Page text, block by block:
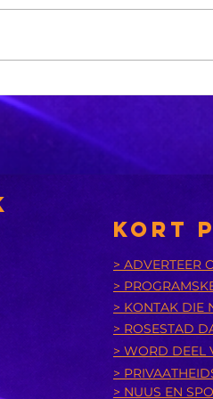
'n Suid-
dokter
mediese
KORT
> ADVERTEER
>
> KONTAK DIE
> ROSESTAD
> WORD DEEL
>
> NUUS EN